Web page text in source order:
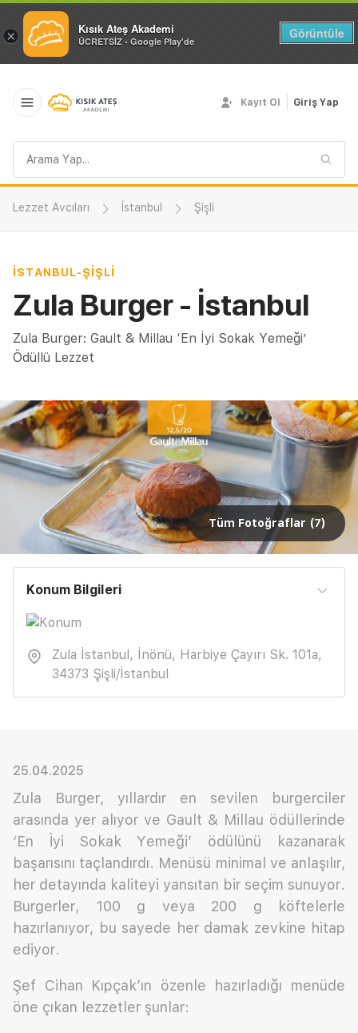
× Kısık Ateş Akademi
ÜCRETSİZ - Google Play'de
Görüntüle
sorgusu
Kayıt Ol Giriş Yap
Lezzet Avcıları İstanbul Şişli
İSTANBUL-ŞIŞLI
Zula Burger - İstanbul
Zula Burger: Gault & Millau ‘En İyi Sokak Yemeği’
Ödüllü Lezzet
Tüm Fotoğraflar (7)
Konum Bilgileri
Zula İstanbul, İnönü, Harbiye Çayırı Sk. 101a,
34373 Şişli/İstanbul
25.04.2025
Zula Burger, yıllardır en sevilen burgerciler
arasında yer alıyor ve Gault & Millau ödüllerinde
‘En İyi Sokak Yemeği’ ödülünü kazanarak
başarısını taçlandırdı. Menüsü minimal ve anlaşılır,
her detayında kaliteyi yansıtan bir seçim sunuyor.
Burgerler, 100 g veya 200 g köftelerle
hazırlanıyor, bu sayede her damak zevkine hitap
ediyor.
Şef Cihan Kıpçak’ın özenle hazırladığı menüde
öne çıkan lezzetler şunlar: